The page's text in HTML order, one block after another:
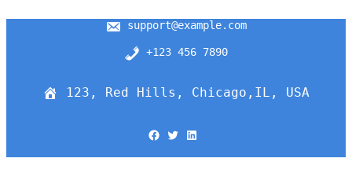
support@example.com
+123 456 7890
123, Red Hills, Chicago,IL, USA
Facebook Twitter LinkedIn